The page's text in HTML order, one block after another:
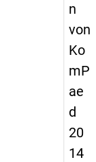
n
von
Ko
mP
ae
d
20
14